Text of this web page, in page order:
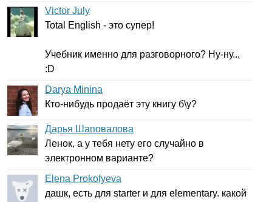
Victor July
Total
English - это супер!
Учебник именно для разговорного? Ну-ну...
:D
Darya Minina
Кто-нибудь продаёт эту книгу б\у?
Дарья Шаповалова
Ленок, а у тебя нету его случайно в
электронном варианте?
Elena Prokofyeva
дашк, есть для starter и для elementary. какой